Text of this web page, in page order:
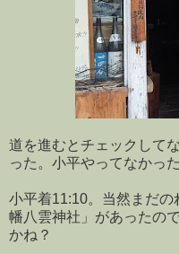
道を進むとチェックして
った。小平やってなかっ
小平着11:10。当然まだ
幡八雲神社」があったの
かね？